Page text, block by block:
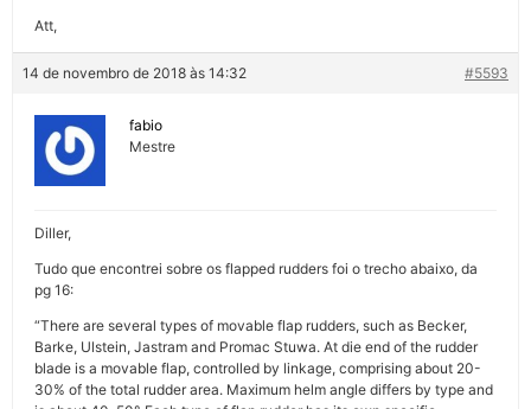
Att,
14 de novembro de 2018 às 14:32 #5593
fabio
Mestre
Diller,
Tudo que encontrei sobre os flapped rudders foi o trecho abaixo, da
pg 16:
“There are several types of movable flap rudders, such as Becker,
Barke, Ulstein, Jastram and Promac Stuwa. At die end of the rudder
blade is a movable flap, controlled by linkage, comprising about 20-
30% of the total rudder area. Maximum helm angle differs by type and